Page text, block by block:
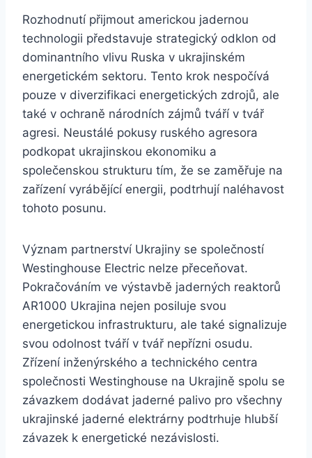
Rozhodnutí přijmout americkou jadernou
technologii představuje strategický odklon od
dominantního vlivu Ruska v ukrajinském
energetickém sektoru. Tento krok nespočívá
pouze v diverzifikaci energetických zdrojů, ale
také v ochraně národních zájmů tváří v tvář
agresi. Neustálé pokusy ruského agresora
podkopat ukrajinskou ekonomiku a
společenskou strukturu tím, že se zaměřuje na
zařízení vyrábějící energii, podtrhují naléhavost
tohoto posunu.
Význam partnerství Ukrajiny se společností
Westinghouse Electric nelze přeceňovat.
Pokračováním ve výstavbě jaderných reaktorů
AR1000 Ukrajina nejen posiluje svou
energetickou infrastrukturu, ale také signalizuje
svou odolnost tváří v tvář nepřízni osudu.
Zřízení inženýrského a technického centra
společnosti Westinghouse na Ukrajině spolu se
závazkem dodávat jaderné palivo pro všechny
ukrajinské jaderné elektrárny podtrhuje hlubší
závazek k energetické nezávislosti.